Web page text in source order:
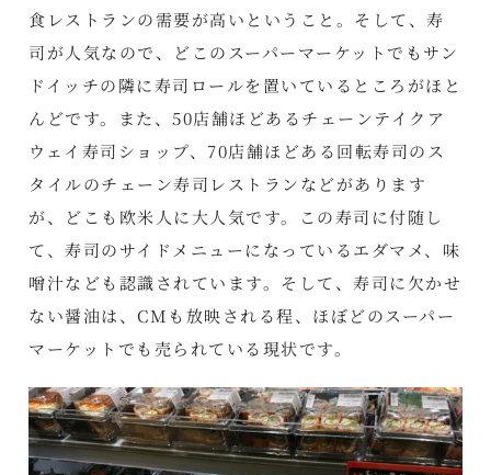
食レストランの需要が高いということ。そして、寿
司が人気なので、どこのスーパーマーケットでもサン
ドイッチの隣に寿司ロールを置いているところがほと
んどです。また、50店舗ほどあるチェーンテイクア
ウェイ寿司ショップ、70店舗ほどある回転寿司のス
タイルのチェーン寿司レストランなどがあります
が、どこも欧米人に大人気です。この寿司に付随し
て、寿司のサイドメニューになっているエダマメ、味
噌汁なども認識されています。そして、寿司に欠かせ
ない醤油は、CMも放映される程、ほぼどのスーパー
マーケットでも売られている現状です。